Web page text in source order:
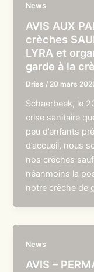
News
AVIS AUX
crèches
LYRA et
garde à la
Driss / 20 mars
Schaerbeek, le
crise sanitaire
peu d’enfants
d’accueil, nous
nos crèches
néanmoins la
notre crèche de
News
AVIS –